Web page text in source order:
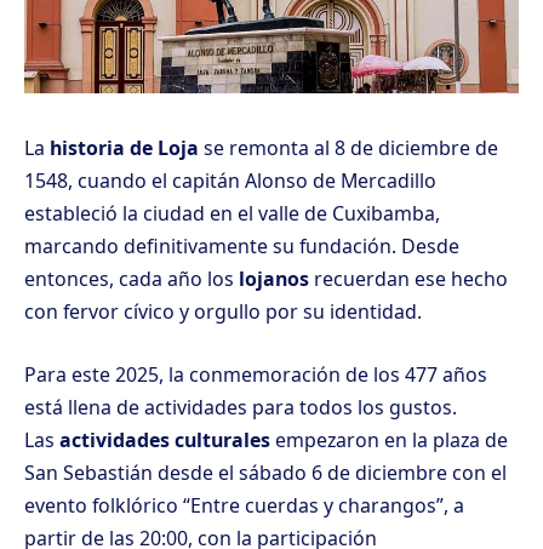
La historia de Loja se remonta al 8 de diciembre de
1548, cuando el capitán Alonso de Mercadillo
estableció la ciudad en el valle de Cuxibamba,
marcando definitivamente su fundación. Desde
entonces, cada año los lojanos recuerdan ese hecho
con fervor cívico y orgullo por su identidad.
Para este 2025, la conmemoración de los 477 años
está llena de actividades para todos los gustos.
Las actividades culturalesempezaron en la plaza de
San Sebastián desde el sábado 6 de diciembre con el
evento folklórico “Entre cuerdas y charangos”, a
partir de las 20:00, con la participación